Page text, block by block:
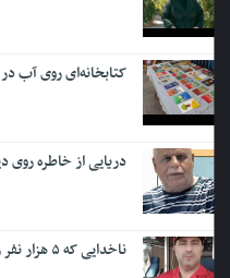
کتابخانه‌ای روی آب در
دریایی از خاطره روی
ناخدایی که ۵ هزار نفر را نجات داد